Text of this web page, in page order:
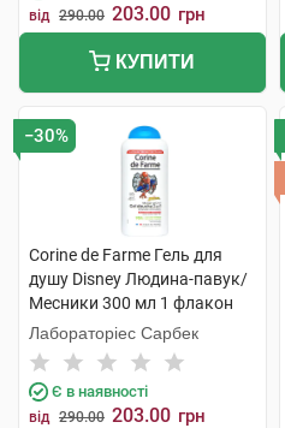
від 290.00 203.00 грн
КУПИТИ
−30%
Corine de Farme Гель для
душу Disney Людина-павук/
Месники 300 мл 1 флакон
Лабораторіес Сарбек
Є в наявності
від 290.00 203.00 грн